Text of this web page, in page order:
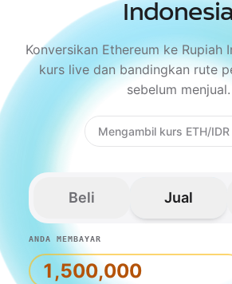
Indonesia
Konversikan Ethereum ke Rupiah
kurs live dan bandingkan rute
sebelum menjual.
Mengambil kurs ETH/
Beli Jual
ANDA MEMBAYAR